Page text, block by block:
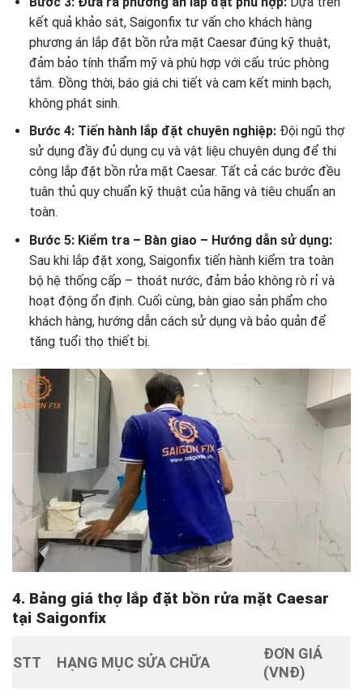
kết quả khảo sát, Saigonfix tư vấn cho khách hàng
phương án lắp đặt bồn rửa mặt Caesar đúng kỹ thuật,
đảm bảo tính thẩm mỹ và phù hợp với cấu trúc phòng
tắm. Đồng thời, báo giá chi tiết và cam kết minh bạch,
không phát sinh.
Bước 4: Tiến hành lắp đặt chuyên nghiệp:Đội ngũ thợ
sử dụng đầy đủ dụng cụ và vật liệu chuyên dụng để thi
công lắp đặt bồn rửa mặt Caesar. Tất cả các bước đều
tuân thủ quy chuẩn kỹ thuật của hãng và tiêu chuẩn an
toàn.
Bước 5: Kiểm tra – Bàn giao – Hướng dẫn sử dụng:
Sau khi lắp đặt xong, Saigonfix tiến hành kiểm tra toàn
bộ hệ thống cấp – thoát nước, đảm bảo không rò rỉ và
hoạt động ổn định. Cuối cùng, bàn giao sản phẩm cho
khách hàng, hướng dẫn cách sử dụng và bảo quản để
tăng tuổi thọ thiết bị.
4. Bảng giá thợ lắp đặt bồn rửa mặt Caesar
tại Saigonfix
STT HẠNG MỤC SỬA CHỮA
ĐƠN GIÁ
(VNĐ)